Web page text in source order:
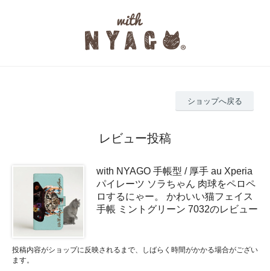
ショップへ戻る
レビュー投稿
with NYAGO 手帳型 / 厚手 au Xperia
パイレーツ ソラちゃん 肉球をペロペ
ロするにゃー。 かわいい猫フェイス
手帳 ミントグリーン 7032のレビュー
投稿内容がショップに反映されるまで、しばらく時間がかかる場合がござい
ます。